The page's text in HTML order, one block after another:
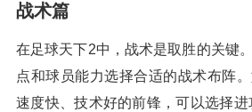
战术篇
在足球天下2中，战术是取胜的关键
点和球员能力选择合适的战术布阵
速度快、技术好的前锋，可以选择